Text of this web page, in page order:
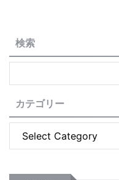
検索
カテゴリー